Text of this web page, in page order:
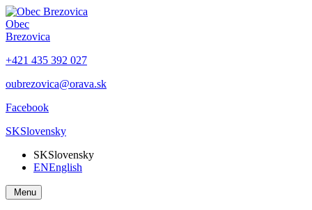
Obec
Brezovica
+421 435 392 027
oubrezovica@orava.sk
Facebook
SKSlovensky
SKSlovensky
ENEnglish
Menu